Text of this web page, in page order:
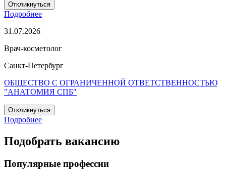
Откликнуться
Подробнее
31.07.2026
Врач-косметолог
Санкт-Петербург
ОБЩЕСТВО С ОГРАНИЧЕННОЙ ОТВЕТСТВЕННОСТЬЮ
"АНАТОМИЯ СПБ"
Откликнуться
Подробнее
Подобрать вакансию
Популярные профессии